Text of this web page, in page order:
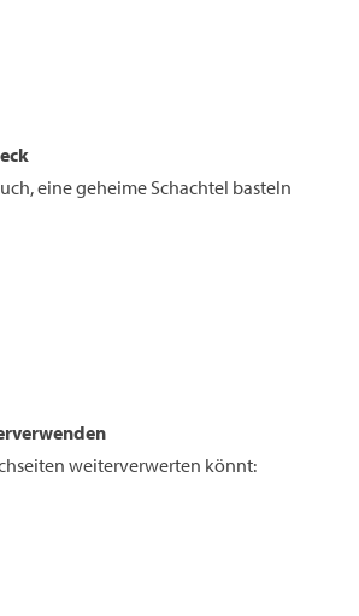
eine geheime Schachtel basteln
weiterverwerten könnt: